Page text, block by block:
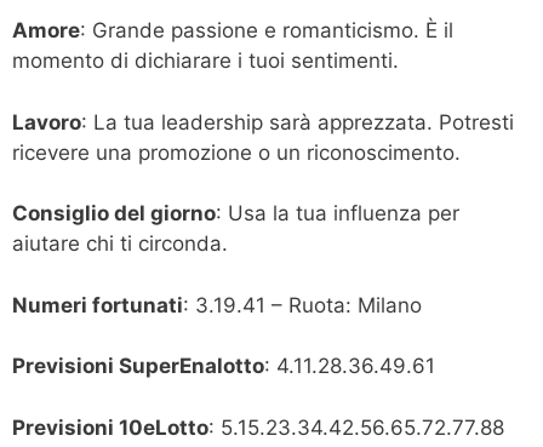
Amore: Grande passione e romanticismo. È il
momento di dichiarare i tuoi sentimenti.
Lavoro: La tua leadership sarà apprezzata. Potresti
ricevere una promozione o un riconoscimento.
Consiglio del giorno: Usa la tua influenza per
aiutare chi ti circonda.
Numeri fortunati: 3.19.41 – Ruota: Milano
Previsioni SuperEnalotto: 4.11.28.36.49.61
Previsioni 10eLotto: 5.15.23.34.42.56.65.72.77.88